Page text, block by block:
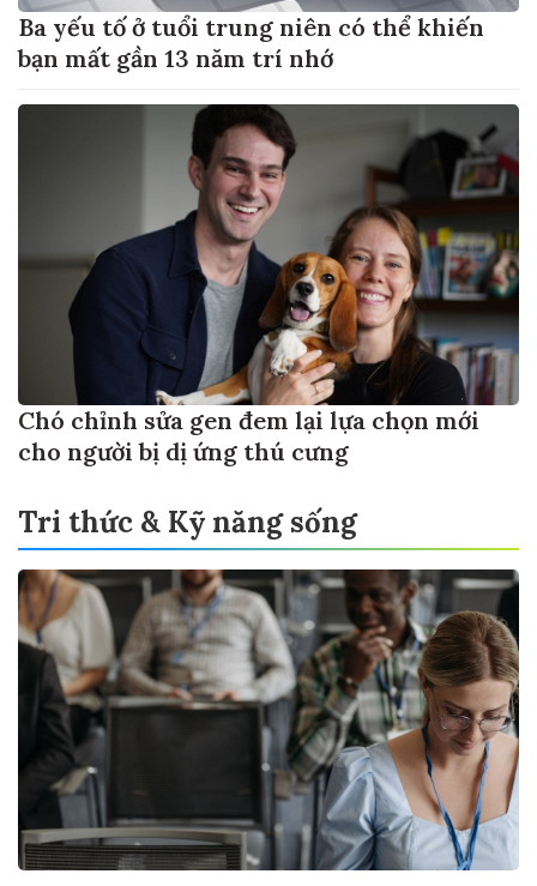
Ba yếu tố ở tuổi trung niên có thể khiến
bạn mất gần 13 năm trí nhớ
Chó chỉnh sửa gen đem lại lựa chọn mới
cho người bị dị ứng thú cưng
Tri thức & Kỹ năng sống